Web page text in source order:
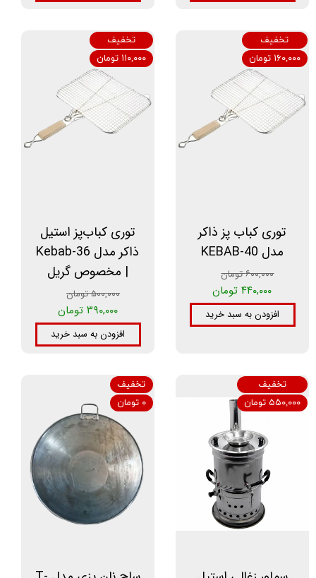
توری کباب پز ذاکر
مدل KEBAB-40
۶۰۰,۰۰۰ تومان
۴۴۰,۰۰۰ تومان
افزودن به سبد خرید
تخفیف
۱۶۰,۰۰۰ تومان
توری کباب‌پز استیل
ذاکر مدل Kebab-36
| مخصوص گریل
۵۰۰,۰۰۰ تومان
۳۹۰,۰۰۰ تومان
افزودن به سبد خرید
تخفیف
۱۱۰,۰۰۰ تومان
تخفیف
۵۵۰,۰۰۰ تومان
تخفیف
۰ تومان